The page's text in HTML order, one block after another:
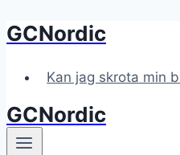
Skip
content
GCNordic
Kan jag skrota min
GCNordic